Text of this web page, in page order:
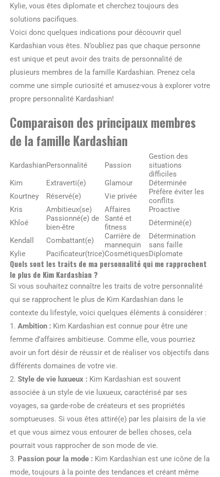
Kylie, vous êtes diplomate et cherchez toujours des
solutions pacifiques.
Voici donc quelques indications pour découvrir quel
Kardashian vous êtes. N’oubliez pas que chaque personne
est unique et peut avoir des traits de personnalité de
plusieurs membres de la famille Kardashian. Prenez cela
comme une simple curiosité et amusez-vous à explorer votre
propre personnalité Kardashian!
Comparaison des principaux membres
de la famille Kardashian
KardashianPersonnalité Passion
Gestion des
situations
difficiles
Kim
Extraverti(e) Glamour
Déterminée
Kourtney
Réservé(e) Vie privée
Préfère éviter les
conflits
Kris
Ambitieux(se) Affaires
Proactive
Khloé
Passionné(e) de
bien-être
Santé et
fitness
Déterminé(e)
Kendall
Combattant(e)
Carrière de
mannequin
Détermination
sans faille
Kylie
Pacificateur(trice)CosmétiquesDiplomate
Quels sont les traits de ma personnalité qui me rapprochent
le plus de Kim Kardashian ?
Si vous souhaitez connaître les traits de votre personnalité
qui se rapprochent le plus de Kim Kardashian dans le
contexte du lifestyle, voici quelques éléments à considérer :
1. Ambition : Kim Kardashian est connue pour être une
femme d’affaires ambitieuse. Comme elle, vous pourriez
avoir un fort désir de réussir et de réaliser vos objectifs dans
différents domaines de votre vie.
2. Style de vie luxueux : Kim Kardashian est souvent
associée à un style de vie luxueux, caractérisé par ses
voyages, sa garde-robe de créateurs et ses propriétés
somptueuses. Si vous êtes attiré(e) par les plaisirs de la vie
et que vous aimez vous entourer de belles choses, cela
pourrait vous rapprocher de son mode de vie.
3. Passion pour la mode : Kim Kardashian est une icône de la
mode, toujours à la pointe des tendances et créant même